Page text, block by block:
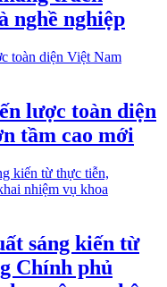
nghề nghiệp
lược toàn diện
tầm cao mới
sáng kiến từ
Chính phủ